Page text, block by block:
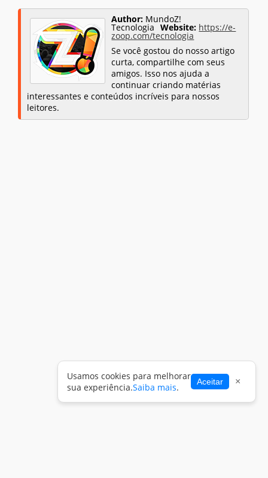
Author: MundoZ!
Tecnologia Website: https://e-
zoop.com/tecnologia
Se você gostou do nosso artigo
curta, compartilhe com seus
amigos. Isso nos ajuda a
continuar criando matérias
interessantes e conteúdos incríveis para nossos
leitores.
Usamos cookies para melhorar
sua experiência.Saiba mais. Aceitar ×